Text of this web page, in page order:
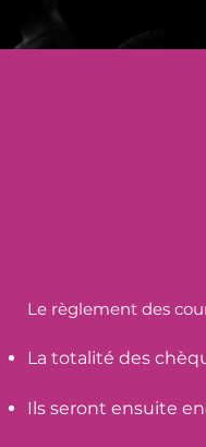
Le règlement des
La totalité des
Ils seront ensuite